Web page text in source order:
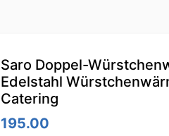
Saro Doppel-
Edelstahl
Catering
195.00